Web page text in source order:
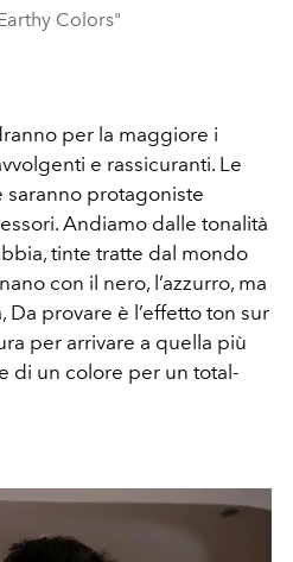
Colors"
per la maggiore i
e rassicuranti. Le
saranno protagoniste
Andiamo dalle tonalità
tinte tratte dal mondo
con il nero, l’azzurro, ma
Da provare è l’effetto ton sur
per arrivare a quella più
di un colore per un total-